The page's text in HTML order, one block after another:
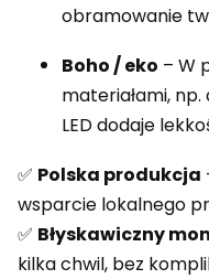
obramowanie
Boho / eko – W
materiałami,
LED dodaje
✅ Polska produkcja
wsparcie lokalnego
✅ Błyskawiczny
kilka chwil, bez